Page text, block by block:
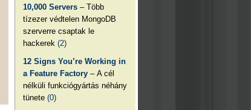
10,000 Servers – Több
tízezer védtelen MongoDB
szerverre csaptak le
hackerek(2)
12 Signs You’re Working in
a Feature Factory – A cél
nélküli funkciógyártás néhány
tünete(0)